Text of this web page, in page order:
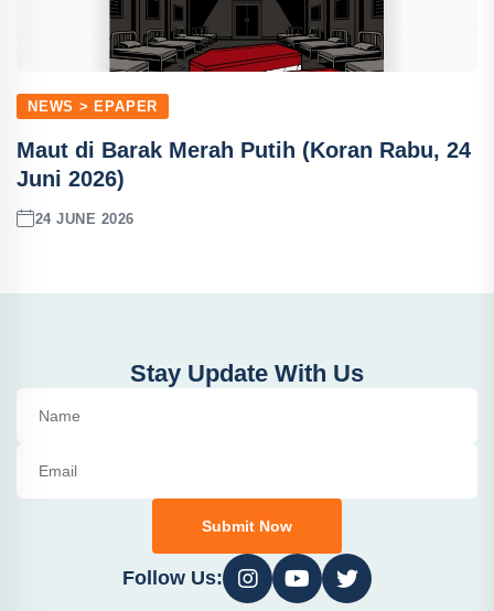
NEWS > EPAPER
Maut di Barak Merah Putih (Koran Rabu, 24
Juni 2026)
24 JUNE 2026
Stay Update With Us
Submit Now
Follow Us: